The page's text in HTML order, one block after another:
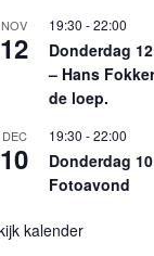
NOV
12
19:30 -22:00
Donderdag
– Hans
de loep.
DEC
10
19:30 -22:00
Donderdag
Fotoavond
kalender